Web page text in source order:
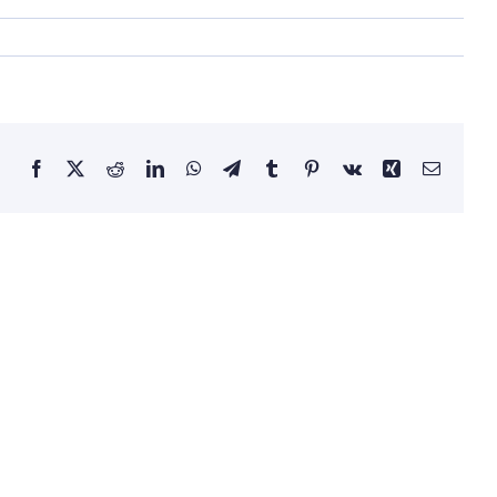
Facebook RedditLinkedInWhatsApp
TelegramTumblrPinterestVk Xing Email: